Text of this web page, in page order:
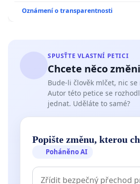
Oznámení o transparentnosti
SPUSŤTE VLASTNÍ PETICI
Chcete něco
Bude-li člověk mlčet, nic se
Autor této petice se
jednat. Uděláte to samé?
Popište změnu, kterou
Poháněno AI